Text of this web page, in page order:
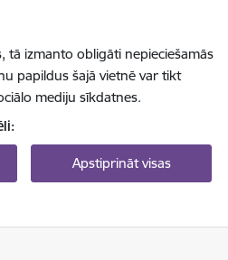
tā izmanto obligāti nepieciešamās
papildus šajā vietnē var tikt
mediju sīkdatnes.
Apstiprināt visas